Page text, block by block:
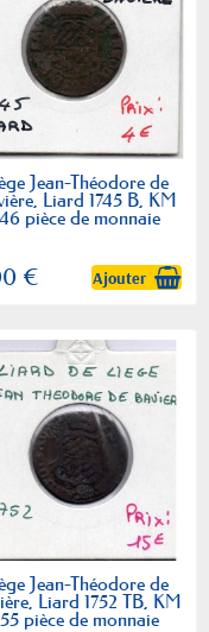
Jean-Théodore de
Liard 1745 B, KM
pièce de monnaie
€ Ajouter
Jean-Théodore de
Liard 1752 TB, KM
pièce de monnaie